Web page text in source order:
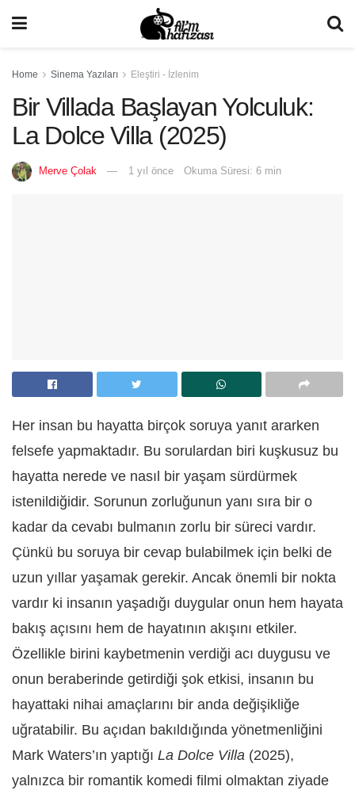
Home Sinema Yazıları Eleştiri - İzlenim
Bir Villada Başlayan Yolculuk:
La Dolce Villa (2025)
Merve Çolak 1 yıl önce Okuma Süresi: 6 min
Her insan bu hayatta birçok soruya yanıt ararken
felsefe yapmaktadır. Bu sorulardan biri kuşkusuz bu
hayatta nerede ve nasıl bir yaşam sürdürmek
istenildiğidir. Sorunun zorluğunun yanı sıra bir o
kadar da cevabı bulmanın zorlu bir süreci vardır.
Çünkü bu soruya bir cevap bulabilmek için belki de
uzun yıllar yaşamak gerekir. Ancak önemli bir nokta
vardır ki insanın yaşadığı duygular onun hem hayata
bakış açısını hem de hayatının akışını etkiler.
Özellikle birini kaybetmenin verdiği acı duygusu ve
onun beraberinde getirdiği şok etkisi, insanın bu
hayattaki nihai amaçlarını bir anda değişikliğe
uğratabilir. Bu açıdan bakıldığında yönetmenliğini
Mark Waters’ın yaptığı La Dolce Villa (2025),
yalnızca bir romantik komedi filmi olmaktan ziyade